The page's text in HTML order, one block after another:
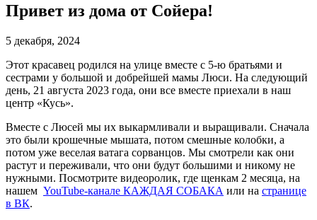
Привет из дома от Сойера!
5 декабря, 2024
Этот красавец родился на улице вместе с 5-ю братьями и
сестрами у большой и добрейшей мамы Люси. На следующий
день, 21 августа 2023 года, они все вместе приехали в наш
центр «Кусь».
Вместе с Люсей мы их выкармливали и выращивали. Сначала
это были крошечные мышата, потом смешные колобки, а
потом уже веселая ватага сорванцов. Мы смотрели как они
растут и переживали, что они будут большими и никому не
нужными. Посмотрите видеоролик, где щенкам 2 месяца, на
нашем YouTube-канале КАЖДАЯ СОБАКА или на странице
в ВК.